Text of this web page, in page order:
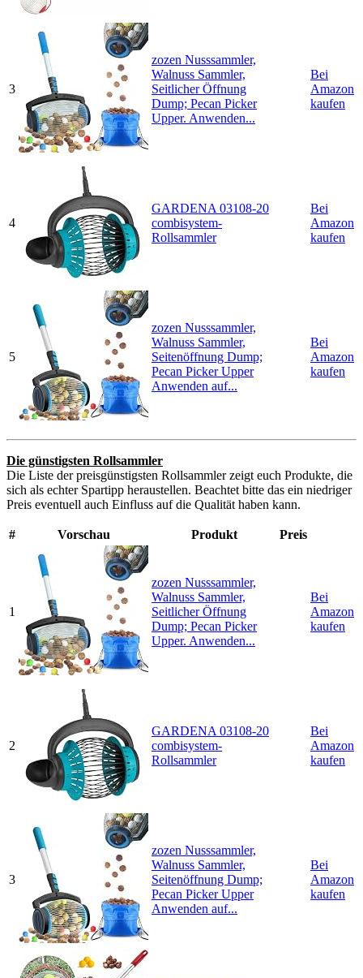
3
zozen Nusssammler,
Walnuss Sammler,
Seitlicher Öffnung
Dump; Pecan Picker
Upper. Anwenden...
Bei
Amazon
kaufen
4
GARDENA 03108-20
combisystem-
Rollsammler
Bei
Amazon
kaufen
5
zozen Nusssammler,
Walnuss Sammler,
Seitenöffnung Dump;
Pecan Picker Upper
Anwenden auf...
Bei
Amazon
kaufen
Die günstigsten Rollsammler
Die Liste der preisgünstigsten Rollsammler zeigt euch Produkte, die
sich als echter Spartipp heraustellen. Beachtet bitte das ein niedriger
Preis eventuell auch Einfluss auf die Qualität haben kann.
# Vorschau Produkt Preis
1
zozen Nusssammler,
Walnuss Sammler,
Seitlicher Öffnung
Dump; Pecan Picker
Upper. Anwenden...
Bei
Amazon
kaufen
2
GARDENA 03108-20
combisystem-
Rollsammler
Bei
Amazon
kaufen
3
zozen Nusssammler,
Walnuss Sammler,
Seitenöffnung Dump;
Pecan Picker Upper
Anwenden auf...
Bei
Amazon
kaufen